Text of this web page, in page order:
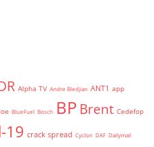
Alpha TV Andre Bledjian ANT1 app
BlueFuel Bosch BPBrent Cedefop
19 crack spread Cyclon DAF Dailymail